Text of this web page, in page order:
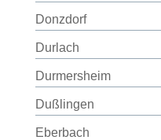
Donzdorf
Durlach
Durmersheim
Dußlingen
Eberbach